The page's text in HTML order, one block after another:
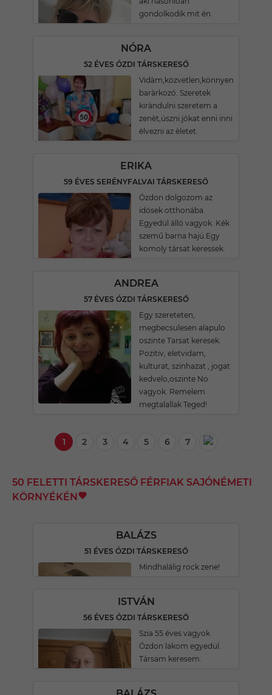
gondolkodik mit én.
NÓRA
52 ÉVES ÓZDI TÁRSKERESŐ
Vidàm,közvetlen,könnyen
baràrkozó. Szeretek
kiràndulni szeretem a
zenèt,úszni.jókat enni inni
èlvezni az èletet.
ERIKA
59 ÉVES SERÉNYFALVAI TÁRSKERESŐ
Ózdon dolgozom az
idösek otthonába.
Egyedül álló vagyok. Kék
szemű barna hajú.Egy
komoly társat keressek.
ANDREA
57 ÉVES ÓZDI TÁRSKERESŐ
Egy szereteten,
megbecsulesen alapulo
oszinte Tarsat keresek.
Pozitiv, eletvidam,
kulturat, szinhazat , jogat
kedvelo,oszinte No
vagyok. Remelem
megtalallak Teged!
1 2 3 4 5 6 7
50 FELETTI TÁRSKERESŐ FÉRFIAK SAJÓNÉMETI
KÖRNYÉKÉN
BALÁZS
51 ÉVES ÓZDI TÁRSKERESŐ
Mindhalálig rock zene!
ISTVÁN
56 ÉVES ÓZDI TÁRSKERESŐ
Szia 55 éves vagyok
Ózdon lakom egyedül.
Társam keresem.